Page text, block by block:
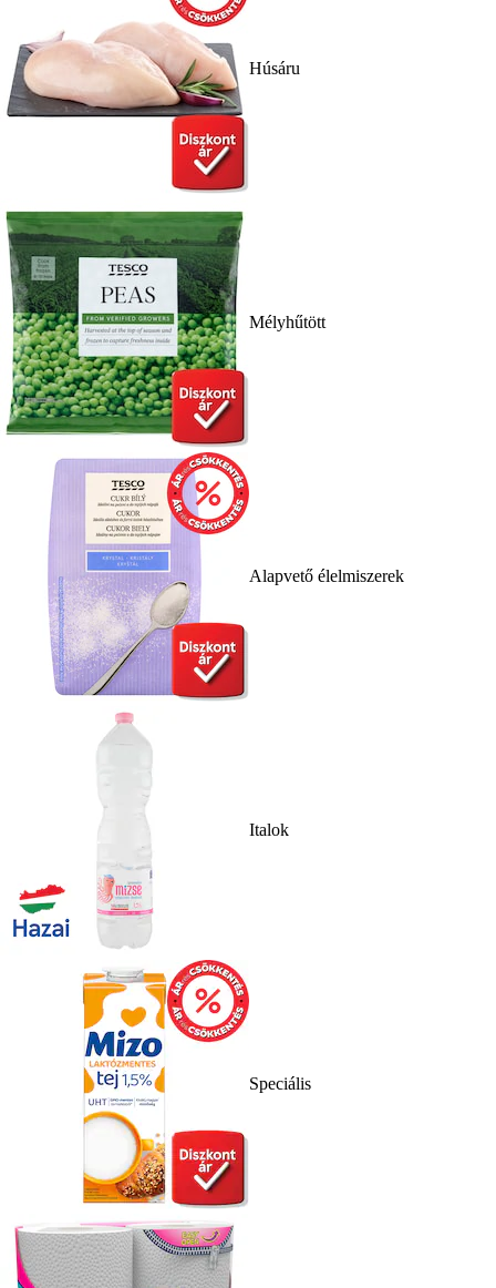
Húsáru
Mélyhűtött
Alapvető élelmiszerek
Italok
Speciális